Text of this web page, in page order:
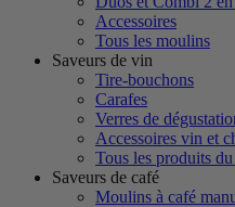
Accessoires
Tous les moulins
Saveurs de vin
Tire-bouchons
Carafes
Verres de
Accessoires vin et
Tous les produits
Saveurs de café
Moulins à café